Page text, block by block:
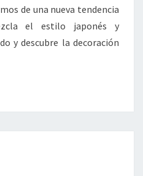
de una nueva tendencia
el estilo japonés y
y descubre la decoración